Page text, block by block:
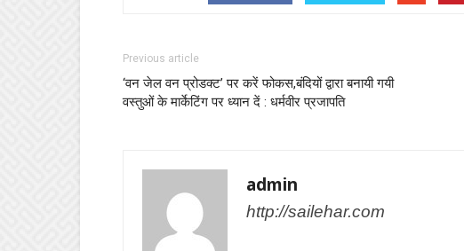
Previous article
‘वन जेल वन प्रोडक्ट’ पर करें फोकस,बंदियों द्वारा बनायी गयी
वस्तुओं के मार्केटिंग पर ध्यान दें : धर्मवीर प्रजापति
admin
http://sailehar.com